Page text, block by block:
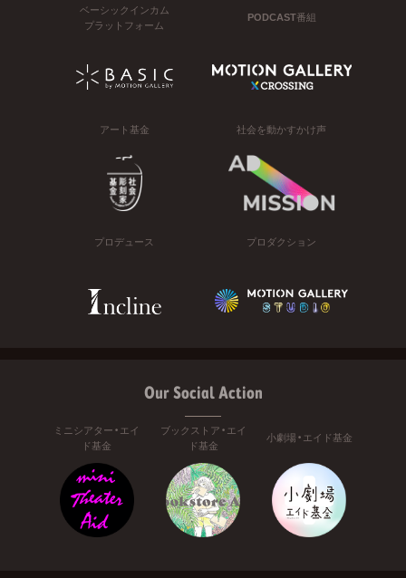
ベーシックインカム
プラットフォーム
PODCAST番組
アート基金 社会を動かすかけ声
プロデュース プロダクション
Our Social Action
ミニシアター・エイ
ド基金
ブックストア・エイ
ド基金
小劇場・エイド基金